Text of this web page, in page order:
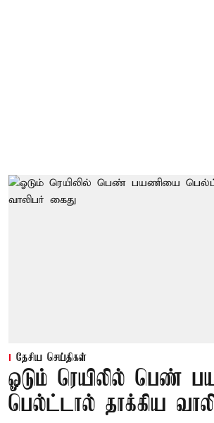
தேசிய செய்திகள்
ஓடும் ரெயிலில் பெண்
பெல்ட்டால் தாக்கிய